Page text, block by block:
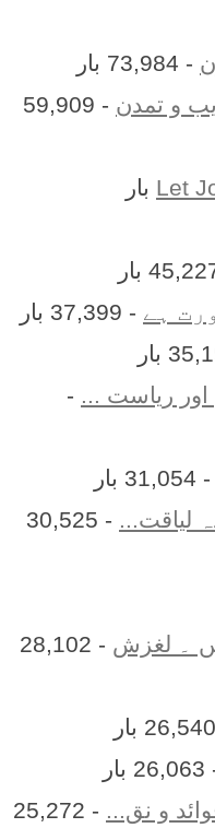
- 73,984 بار
- 59,909
Let
ہے - 37,399 بار
-
- 31,054 بار
لیاقت...
- 30,525
۔ لغزش
- 28,102
- 25,272